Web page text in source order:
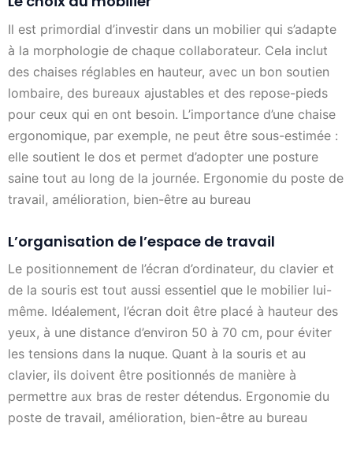
Il est primordial d’investir dans un mobilier qui s’adapte
à la morphologie de chaque collaborateur. Cela inclut
des chaises réglables en hauteur, avec un bon soutien
lombaire, des bureaux ajustables et des repose-pieds
pour ceux qui en ont besoin. L’importance d’une chaise
ergonomique, par exemple, ne peut être sous-estimée :
elle soutient le dos et permet d’adopter une posture
saine tout au long de la journée. Ergonomie du poste de
travail, amélioration, bien-être au bureau
L’organisation de l’espace de travail
Le positionnement de l’écran d’ordinateur, du clavier et
de la souris est tout aussi essentiel que le mobilier lui-
même. Idéalement, l’écran doit être placé à hauteur des
yeux, à une distance d’environ 50 à 70 cm, pour éviter
les tensions dans la nuque. Quant à la souris et au
clavier, ils doivent être positionnés de manière à
permettre aux bras de rester détendus. Ergonomie du
poste de travail, amélioration, bien-être au bureau